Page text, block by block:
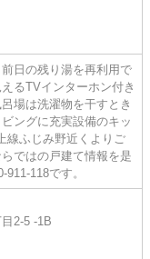
日の残り湯を再利用で
るTVインターホン付き
場は洗濯物を干すとき
ングに充実設備のキッ
線ふじみ野近くよりご
ではの戸建て情報を是
118です。
2-5 -1B